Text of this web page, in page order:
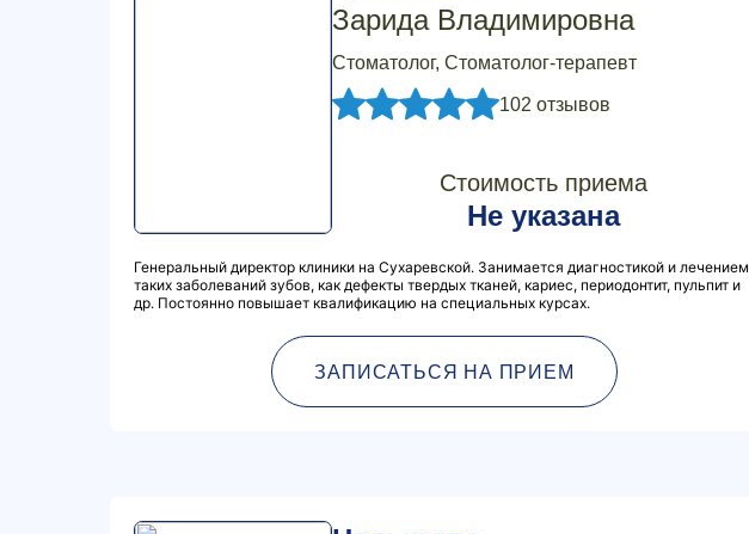
Зарида Владимировна
Стоматолог, Стоматолог-терапевт
102 отзывов
Стоимость приема
Не указана
Генеральный директор клиники на Сухаревской. Занимается диагностикой и лечением
таких заболеваний зубов, как дефекты твердых тканей, кариес, периодонтит, пульпит и
др. Постоянно повышает квалификацию на специальных курсах.
ЗАПИСАТЬСЯ НА ПРИЕМ